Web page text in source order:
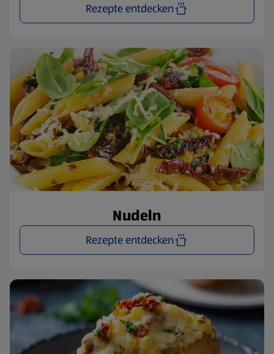
Rezepte entdecken
Nudeln
Rezepte entdecken